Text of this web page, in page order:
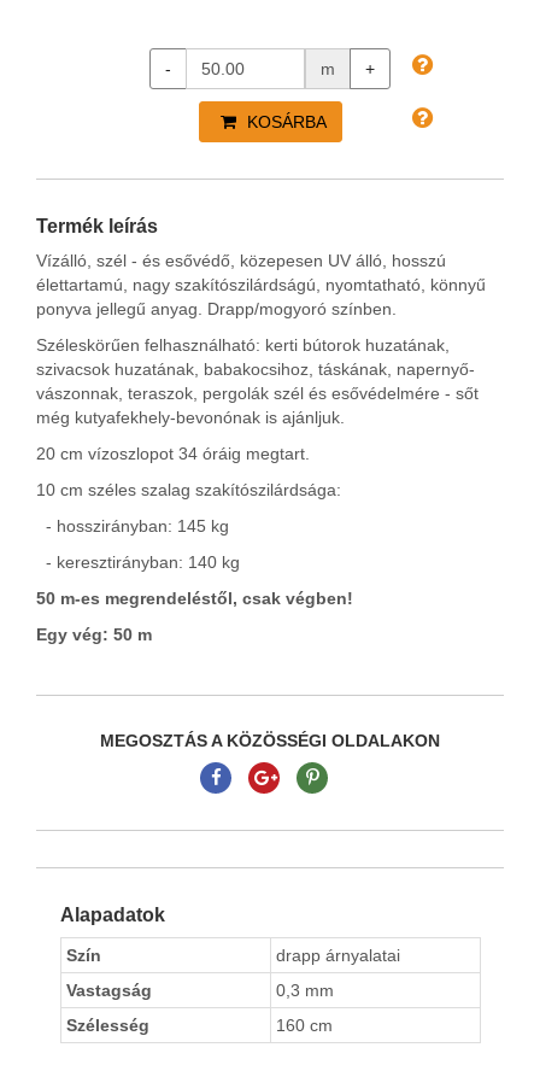
- m +
KOSÁRBA
Termék leírás
Vízálló, szél - és esővédő, közepesen UV álló, hosszú
élettartamú, nagy szakítószilárdságú, nyomtatható, könnyű
ponyva jellegű anyag. Drapp/mogyoró színben.
Széleskörűen felhasználható: kerti bútorok huzatának,
szivacsok huzatának, babakocsihoz, táskának, napernyő-
vászonnak, teraszok, pergolák szél és esővédelmére - sőt
még kutyafekhely-bevonónak is ajánljuk.
20 cm vízoszlopot 34 óráig megtart.
10 cm széles szalag szakítószilárdsága:
- hosszirányban: 145 kg
- keresztirányban: 140 kg
50 m-es megrendeléstől, csak végben!
Egy vég: 50 m
MEGOSZTÁS A KÖZÖSSÉGI OLDALAKON
Alapadatok
Szín
drapp árnyalatai
Vastagság
0,3 mm
Szélesség
160 cm